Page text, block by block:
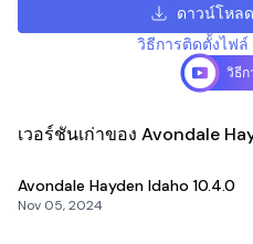
ดาวน์โหล
วิธีการติดตั้งไฟล์
วิธีก
เวอร์ชันเก่าของ Avondale
Avondale Hayden Idaho 10.4.0
Nov 05, 2024